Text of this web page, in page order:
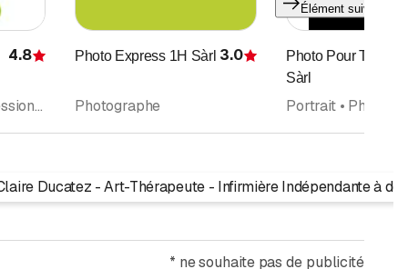
Évaluation
4.8
Photographe • Impression digitale • Laboratoire de Photographie
Photo Express 1H Sàrl Évaluation
3.0
Photographe
Photo Pour Tous &
Sàrl
Élément suivant
Ducatez - Art-Thérapeute - Infirmière Indépendante à
* ne souhaite pas de publicité